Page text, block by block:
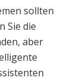
sollten
Sie die
aber